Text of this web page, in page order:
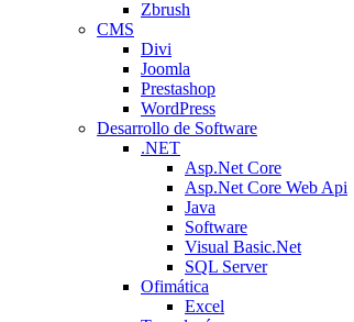
Zbrush
CMS
Divi
Joomla
Prestashop
WordPress
Desarrollo de Software
.NET
Asp.Net Core
Asp.Net Core Web Api
Java
Software
Visual Basic.Net
SQL Server
Ofimática
Excel